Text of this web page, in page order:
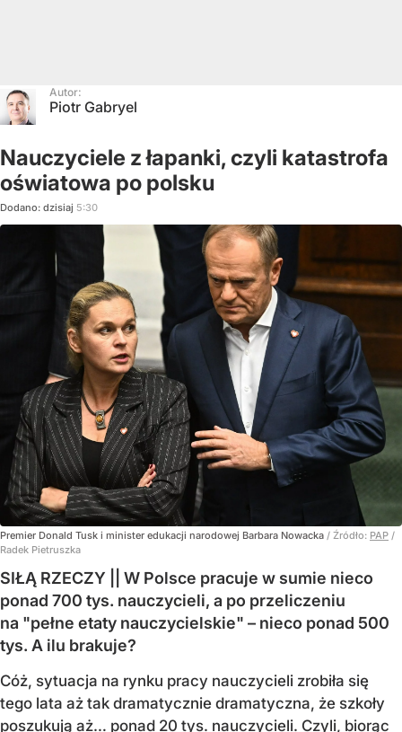
Autor:
Piotr Gabryel
Nauczyciele z łapanki, czyli katastrofa
oświatowa po polsku
Dodano: dzisiaj 5:30
Premier Donald Tusk i minister edukacji narodowej Barbara Nowacka / Źródło: PAP /
Radek Pietruszka
SIŁĄ RZECZY || W Polsce pracuje w sumie nieco
ponad 700 tys. nauczycieli, a po przeliczeniu
na "pełne etaty nauczycielskie" – nieco ponad 500
tys. A ilu brakuje?
Cóż, sytuacja na rynku pracy nauczycieli zrobiła się
tego lata aż tak dramatycznie dramatyczna, że szkoły
poszukują aż… ponad 20 tys. nauczycieli. Czyli, biorąc